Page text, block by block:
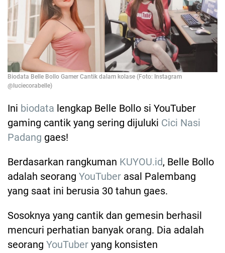
Biodata Belle Bollo Gamer Cantik dalam kolase (Foto: Instagram
@luciecorabelle)
Ini biodata lengkap Belle Bollo si YouTuber
gaming cantik yang sering dijuluki Cici Nasi
Padang gaes!
Berdasarkan rangkuman KUYOU.id, Belle Bollo
adalah seorang YouTuber asal Palembang
yang saat ini berusia 30 tahun gaes.
Sosoknya yang cantik dan gemesin berhasil
mencuri perhatian banyak orang. Dia adalah
seorang YouTuber yang konsisten